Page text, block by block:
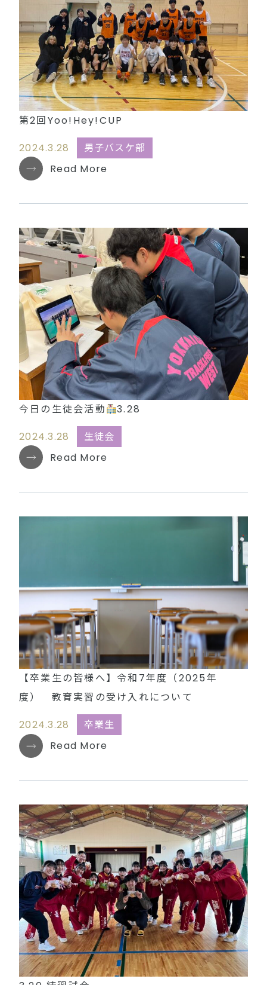
第2回Yoo!Hey!CUP
2024.3.28
男子バスケ部
Read More
今日の生徒会活動
3.28
2024.3.28
生徒会
Read More
【卒業生の皆様へ】令和7年度（2025年
度） 教育実習の受け入れについて
2024.3.28
卒業生
Read More